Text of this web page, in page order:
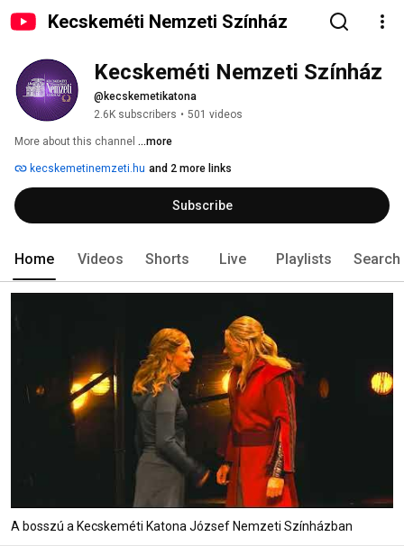
Kecskeméti Nemzeti Színház
Kecskeméti Nemzeti Színház
@kecskemetikatona
2.6K subscribers • 501 videos
More about this channel ...more
kecskemetinemzeti.hu and 2 more links
Subscribe
Home Videos Shorts Live Playlists Search
A bosszú a Kecskeméti Katona József Nemzeti Színházban